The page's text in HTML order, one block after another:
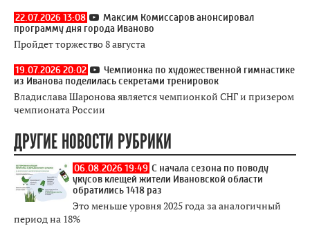
22.07.2026 13:08
Максим Комиссаров анонсировал
программу дня города Иваново
Пройдет торжество 8 августа
19.07.2026 20:02
Чемпионка по художественной гимнастике
из Иванова поделилась секретами тренировок
Владислава Шаронова является чемпионкой СНГ и призером
чемпионата России
ДРУГИЕ НОВОСТИ РУБРИКИ
06.08.2026 19:49 С начала сезона по поводу
укусов клещей жители Ивановской области
обратились 1418 раз
Это меньше уровня 2025 года за аналогичный
период на 18%